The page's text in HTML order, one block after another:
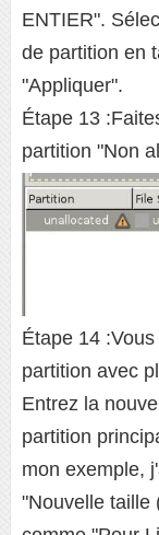
ENTIER".
de partition en
"Appliquer".
Étape 13
partition "Non
Étape 14
partition avec
Entrez la
partition
mon exemple,
"Nouvelle taille